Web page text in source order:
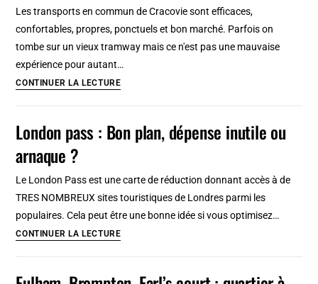
Les transports en commun de Cracovie sont efficaces,
confortables, propres, ponctuels et bon marché. Parfois on
tombe sur un vieux tramway mais ce n'est pas une mauvaise
expérience pour autant…
CONTINUER LA LECTURETransport
:
London pass : Bon plan, dépense inutile ou
arnaque ?
Le London Pass est une carte de réduction donnant accès à de
TRES NOMBREUX sites touristiques de Londres parmi les
populaires. Cela peut être une bonne idée si vous optimisez…
CONTINUER LA LECTURELondon